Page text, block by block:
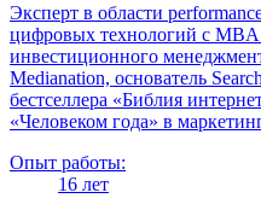
Эксперт в области
цифровых технологий с
инвестиционного
Medianation, основатель
бестселлера «Библия
«Человеком года» в
Опыт работы:
16 лет